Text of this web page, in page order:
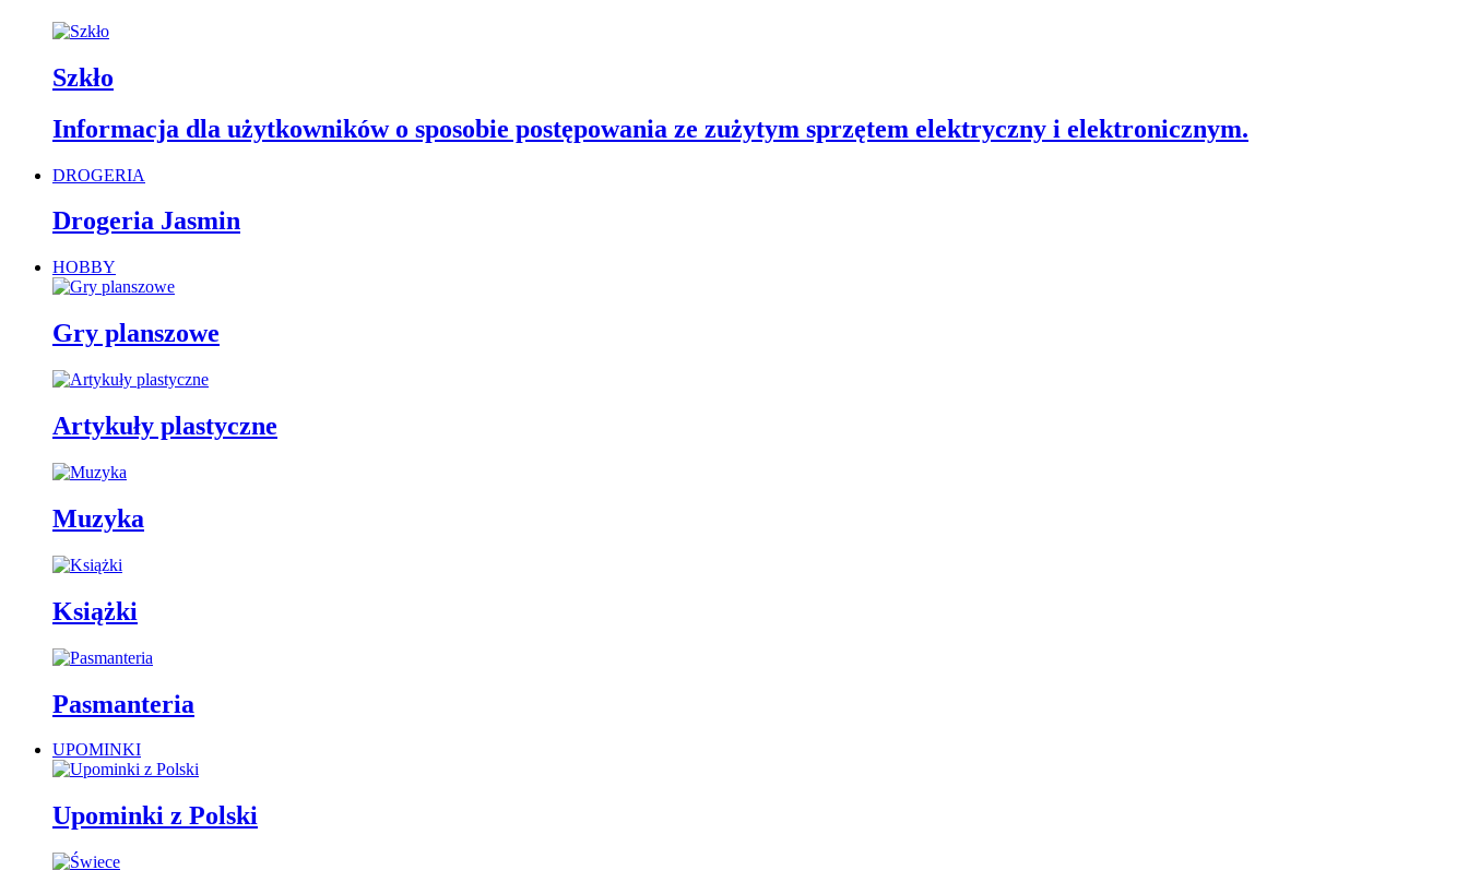
Szkło
Informacja dla użytkowników o sposobie postępowania ze zużytym sprzętem elektryczny i elektronicznym.
DROGERIA
Drogeria Jasmin
HOBBY
Gry planszowe
Artykuły plastyczne
Muzyka
Książki
Pasmanteria
UPOMINKI
Upominki z Polski